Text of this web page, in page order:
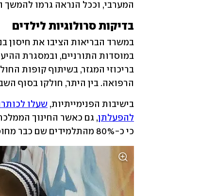
המערבי, וככל הנראה גרמו
בדיקות סרולוגיות לילדים
הרפואה. בין היתר, חולקו בסוף
בישיבות הפנימייתיות,
להפעלתן
כי כ-80% מהתלמידים שם כבר מחוסנים או מחלימים.